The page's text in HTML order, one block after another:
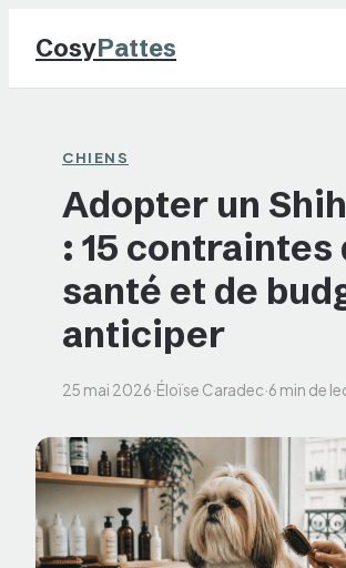
CosyPattes
Chats
NAC
Maison
CHIENS
Adopter un
: 15 contraintes
santé et de
anticiper
25 mai 2026·Éloïse Caradec·6 min de